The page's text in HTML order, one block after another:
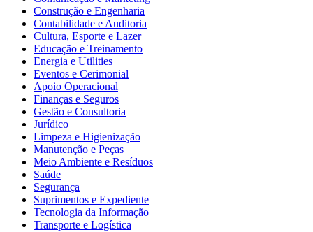
Construção e Engenharia
Contabilidade e Auditoria
Cultura, Esporte e Lazer
Educação e Treinamento
Energia e Utilities
Eventos e Cerimonial
Apoio Operacional
Finanças e Seguros
Gestão e Consultoria
Jurídico
Limpeza e Higienização
Manutenção e Peças
Meio Ambiente e Resíduos
Saúde
Segurança
Suprimentos e Expediente
Tecnologia da Informação
Transporte e Logística